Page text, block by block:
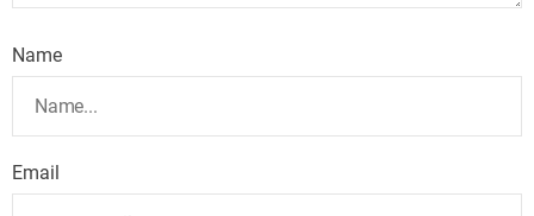
Name
Email